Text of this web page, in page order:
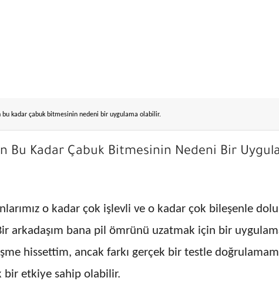
bu kadar çabuk bitmesinin nedeni bir uygulama olabilir.
Bu Kadar Çabuk Bitmesinin Nedeni Bir
o kadar çok işlevli ve o kadar çok bileşenle
arkadaşım bana pil ömrünü uzatmak için bir
hissettim, ancak farkı gerçek bir testle
bir etkiye sahip olabilir.